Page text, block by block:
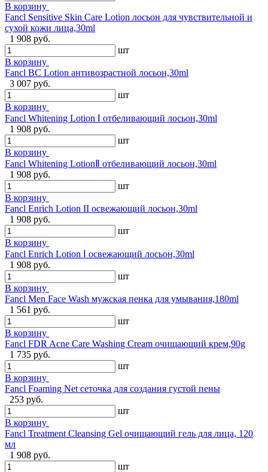
В корзину
Fancl Sensitive Skin Care Lotion лосьон для чувствительной и
сухой кожи лица,30ml
1 908 руб.
шт
В корзину
Fancl BC Lotion антивозрастной лосьон,30ml
3 007 руб.
шт
В корзину
Fancl Whitening Lotion Ⅰ отбеливающий лосьон,30ml
1 908 руб.
шт
В корзину
Fancl Whitening LotionⅡ отбеливающий лосьон,30ml
1 908 руб.
шт
В корзину
Fancl Enrich Lotion II освежающий лосьон,30ml
1 908 руб.
шт
В корзину
Fancl Enrich Lotion Ⅰ освежающий лосьон,30ml
1 908 руб.
шт
В корзину
Fancl Men Face Wash мужская пенка для умывания,180ml
1 561 руб.
шт
В корзину
Fancl FDR Acne Care Washing Cream очищающий крем,90g
1 735 руб.
шт
В корзину
Fancl Foaming Net сеточка для создания густой пены
253 руб.
шт
В корзину
Fancl Treatment Cleansing Gel очищающий гель для лица, 120
мл
1 908 руб.
шт